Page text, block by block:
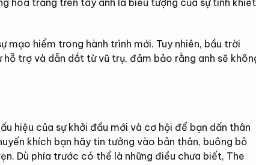
hoa trắng trên tay anh là biểu tượng của sự tinh khiết
mạo hiểm trong hành trình mới. Tuy nhiên, bầu trời
trợ và dẫn dắt từ vũ trụ, đảm bảo rằng anh sẽ
hiệu của sự khởi đầu mới và cơ hội để bạn dấn thân
khích bạn hãy tin tưởng vào bản thân, buông bỏ
Dù phía trước có thể là những điều chưa biết, The